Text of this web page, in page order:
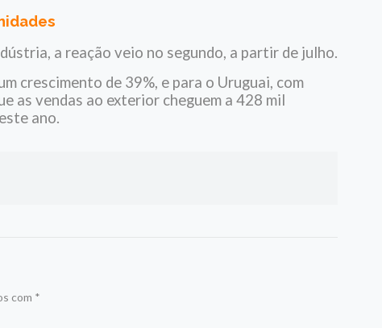
a reação veio no segundo, a partir de julho.
crescimento de 39%, e para o Uruguai, com
as vendas ao exterior cheguem a 428 mil
ano.
com *